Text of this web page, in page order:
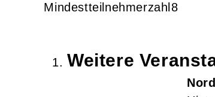
Mindestteilnehmerzahl 8
Weitere